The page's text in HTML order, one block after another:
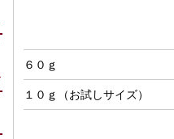
６０ｇ
１０ｇ（お試しサイズ）